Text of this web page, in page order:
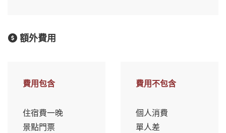
額外費用
費用包含
住宿費一晚
景點門票
費用不包含
個人消費
單人差